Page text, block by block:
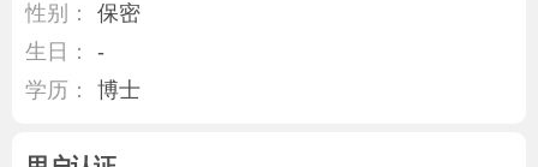
性别：
保密
生日：
-
学历：
博士